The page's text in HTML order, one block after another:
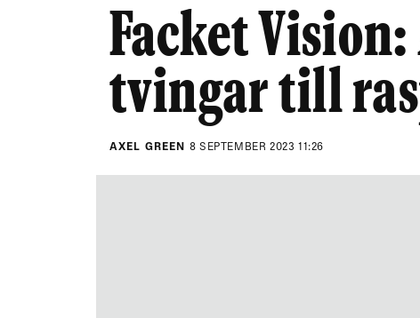
Facket
tvingar till
AXEL GREEN 8 SEPTEMBER 2023 11:26